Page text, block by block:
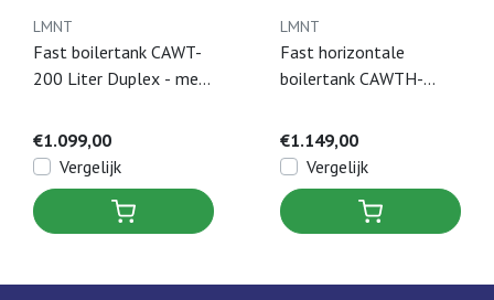
LMNT
Fast boilertank CAWT-
200 Liter Duplex - met
€1.099,00
Vergelijk
LMNT
Fast horizontale
boilertank CAWTH-
liter
€1.149,00
Vergelijk